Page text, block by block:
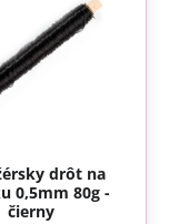
drôt na
0,5mm 80g -
čierny